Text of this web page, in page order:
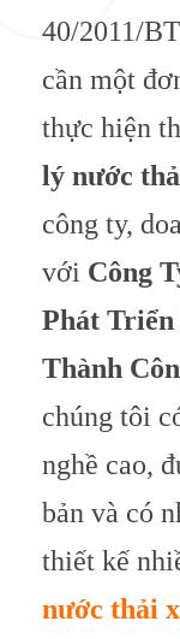
40/2011/
cần một
thực hiện
lý nước
công ty,
với Công
Phát
Thành
chúng tôi
nghề cao,
bản và có
thiết kế
nước thải